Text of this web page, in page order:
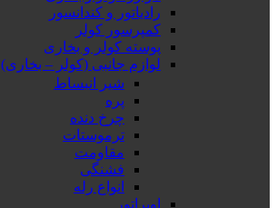
رادیاتور و کندانسور
کمپرسور کولر
پوسته کولر و بخاری
لوازم جانبی (کولر – بخاری)
شیر انبساط
پره
چرخ دنده
ترموستات
مقاومت
فشنگی
انواع رله
اوپراتور